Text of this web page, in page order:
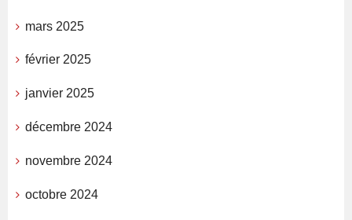
mars 2025
février 2025
janvier 2025
décembre 2024
novembre 2024
octobre 2024